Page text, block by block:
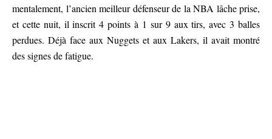
mentalement, l’ancien meilleur défenseur de la NBA lâche prise,
et cette nuit, il inscrit 4 points à 1 sur 9 aux tirs, avec 3 balles
perdues. Déjà face aux Nuggets et aux Lakers, il avait montré
des signes de fatigue.